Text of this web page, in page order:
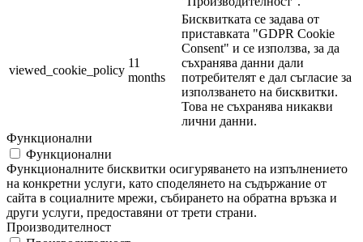
viewed_cookie_policy
11
months
Бисквитката се задава от
приставката "GDPR Cookie
Consent" и се използва, за да
съхранява данни дали
потребителят е дал съгласие за
използването на бисквитки.
Това не съхранява никакви
лични данни.
Функционални
Функционални
Функционалните бисквитки осигуряването на изпълнението
на конкретни услуги, като споделянето на съдържание от
сайта в социалните мрежи, събирането на обратна връзка и
други услуги, предоставяни от трети страни.
Производителност